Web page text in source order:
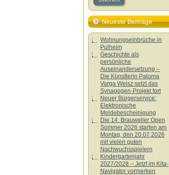
Neueste Beiträge
Wohnungseinbrüche in
Pulheim
Geschichte als
persönliche
Auseinandersetzung –
Die Künstlerin Paloma
Varga Weisz setzt das
Synagogen-Projekt fort
Neuer Bürgerservice:
Elektronische
Meldebescheinigung
Die 14. Brauweiler Open
Sommer 2026 starten am
Montag, den 20.07.2026
mit vielen guten
Nachwuchsspielern
Kindergartenjahr
2027/2028 – Jetzt im Kita-
Navigator vormerken